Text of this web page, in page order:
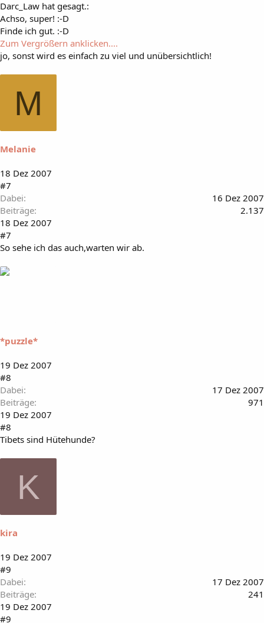
Darc_Law hat gesagt.:
Achso, super! :-D
Finde ich gut. :-D
Zum Vergrößern anklicken....
jo, sonst wird es einfach zu viel und unübersichtlich!
M
Melanie
18 Dez 2007
#7
Dabei
16 Dez 2007
Beiträge
2.137
18 Dez 2007
#7
So sehe ich das auch,warten wir ab.
*puzzle*
19 Dez 2007
#8
Dabei
17 Dez 2007
Beiträge
971
19 Dez 2007
#8
Tibets sind Hütehunde?
K
kira
19 Dez 2007
#9
Dabei
17 Dez 2007
Beiträge
241
19 Dez 2007
#9